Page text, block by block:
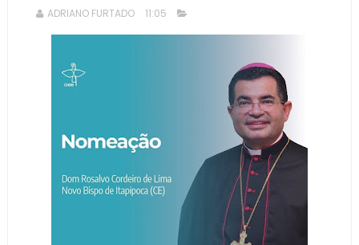
ADRIANO FURTADO 11:05